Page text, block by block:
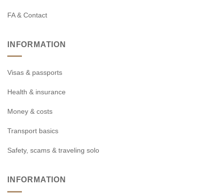
FA & Contact
INFORMATION
Visas & passports
Health & insurance
Money & costs
Transport basics
Safety, scams & traveling solo
INFORMATION